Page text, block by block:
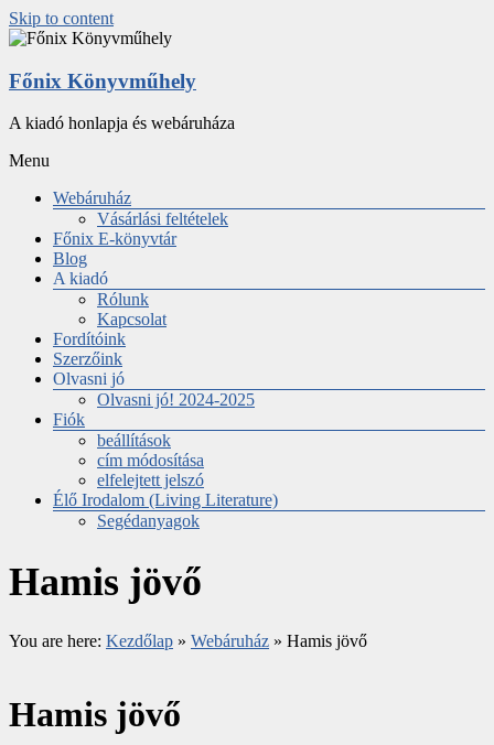
Skip to content
Főnix Könyvműhely
A kiadó honlapja és webáruháza
Menu
Webáruház
Vásárlási feltételek
Főnix E-könyvtár
Blog
A kiadó
Rólunk
Kapcsolat
Fordítóink
Szerzőink
Olvasni jó
Olvasni jó! 2024-2025
Fiók
beállítások
cím módosítása
elfelejtett jelszó
Élő Irodalom (Living Literature)
Segédanyagok
Hamis jövő
You are here: Kezdőlap » Webáruház » Hamis jövő
Hamis jövő